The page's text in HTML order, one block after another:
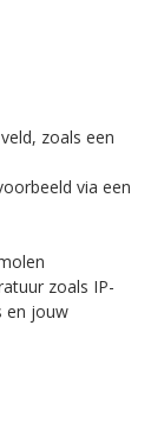
zoals een
via een
zoals IP-
en jouw